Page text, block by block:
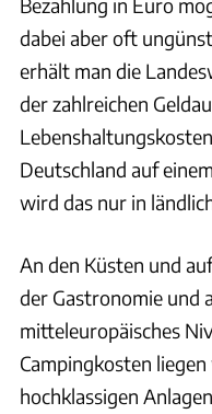
dabei aber oft
erhält man die
der zahlreichen
Deutschland auf
wird das nur in
An den Küsten und
der Gastronomie und
mitteleuropäisches
Campingkosten
hochklassigen